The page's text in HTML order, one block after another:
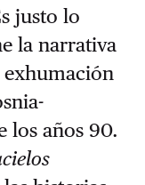
justo lo
la narrativa
los años 90.